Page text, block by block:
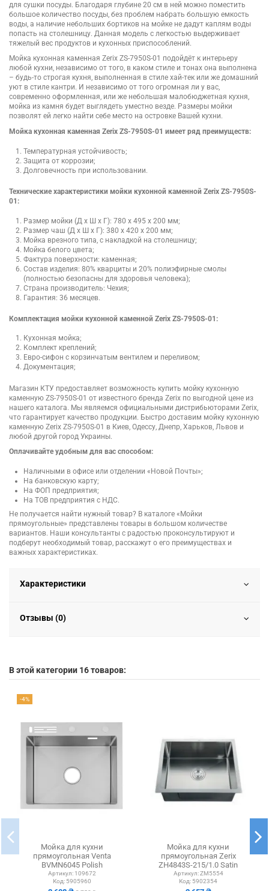
для сушки посуды. Благодаря глубине 20 см в ней можно поместить
большое количество посуды, без проблем набрать большую емкость
воды, а наличие небольших бортиков на мойке не дадут каплям воды
попасть на столешницу. Данная модель с легкостью выдерживает
тяжелый вес продуктов и кухонных приспособлений.
Мойка кухонная каменная Zerix ZS-7950S-01 подойдёт к интерьеру
любой кухни, независимо от того, в каком стиле и тонах она выполнена
– будь-то строгая кухня, выполненная в стиле хай-тек или же домашний
уют в стиле кантри. И независимо от того огромная ли у вас,
современно оформленная, или же небольшая малобюджетная кухня,
мойка из камня будет выглядеть уместно везде. Размеры мойки
позволят ей легко найти себе место на островке Вашей кухни.
Мойка кухонная каменная Zerix ZS-7950S-01 имеет ряд преимуществ:
Температурная устойчивость;
Защита от коррозии;
Долговечность при использовании.
Технические характеристики мойки кухонной каменной Zerix ZS-7950S-
01:
Размер мойки (Д х Ш х Г): 780 х 495 х 200 мм;
Размер чаш (Д х Ш х Г): 380 x 420 х 200 мм;
Мойка врезного типа, с накладкой на столешницу;
Мойка белого цвета;
Фактура поверхности: каменная;
Состав изделия: 80% кварциты и 20% полиэфирные смолы
(полностью безопасны для здоровья человека);
Страна производитель: Чехия;
Гарантия: 36 месяцев.
Комплектация мойки кухонной каменной Zerix ZS-7950S-01:
Кухонная мойка;
Комплект креплений;
Евро-сифон с корзинчатым вентилем и переливом;
Документация;
Магазин КТУ предоставляет возможность купить мойку кухонную
каменную ZS-7950S-01 от известного бренда Zerix по выгодной цене из
нашего каталога. Мы являемся официальными дистрибьюторами Zerix,
что гарантирует качество продукции. Быстро доставим мойку кухонную
каменную Zerix ZS-7950S-01 в Киев, Одессу, Днепр, Харьков, Львов и
любой другой город Украины.
Оплачивайте удобным для вас способом:
Наличными в офисе или отделении «Новой Почты»;
На банковскую карту;
На ФОП предприятия;
На ТОВ предприятия с НДС.
Не получается найти нужный товар? В каталоге «Мойки
прямоугольные» представлены товары в большом количестве
вариантов. Наши консультанты с радостью проконсультируют и
подберут необходимый товар, расскажут о его преимуществах и
важных характеристиках.
Характеристики
Отзывы (0)
В этой категории 16 товаров:
-4%
Мойка для кухни
прямоугольная Venta
BVMN6045 Polish
600х450х215 мм из
нержавеющей стали
Артикул: 109672
Код: 5905960
Мойка для кухни
прямоугольная Zerix
ZH4843S-215/1.0 Satin
480x430x215 мм из
нержавеющей...
Артикул: ZM5554
Код: 5902354